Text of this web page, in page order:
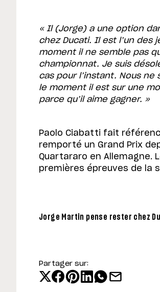
« Il (Jorge) a une option
chez Ducati. Il est l’un des
moment il ne semble pas
championnat. Je suis
cas pour l’instant. Nous ne
le moment il est sur une
parce qu’il aime gagner. »
Paolo Ciabatti fait
remporté un Grand Prix
Quartararo en Allemagne.
premières épreuves de la
Jorge Martin pense rester chez
Partager sur: